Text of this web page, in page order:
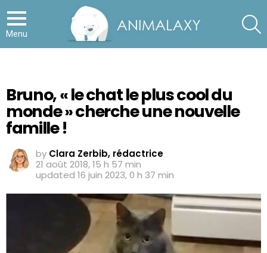
Menu
Bruno, « le chat le plus cool du
monde » cherche une nouvelle
famille !
by Clara Zerbib, rédactrice
21 août 2018, 15 h 57 min
updated 16 juin 2023, 0 h 37 min